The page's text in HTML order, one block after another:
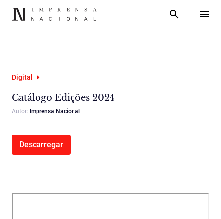
Digital
Catálogo Edições 2024
Autor: Imprensa Nacional
Descarregar